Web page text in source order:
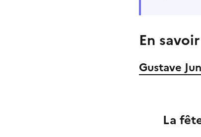
En
Gustave
La